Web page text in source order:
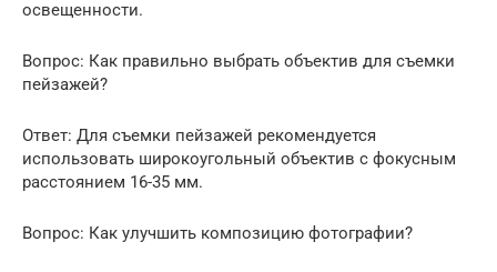
освещенности.
Вопрос: Как правильно выбрать объектив для съемки
пейзажей?
Ответ: Для съемки пейзажей рекомендуется
использовать широкоугольный объектив с фокусным
расстоянием 16-35 мм.
Вопрос: Как улучшить композицию фотографии?